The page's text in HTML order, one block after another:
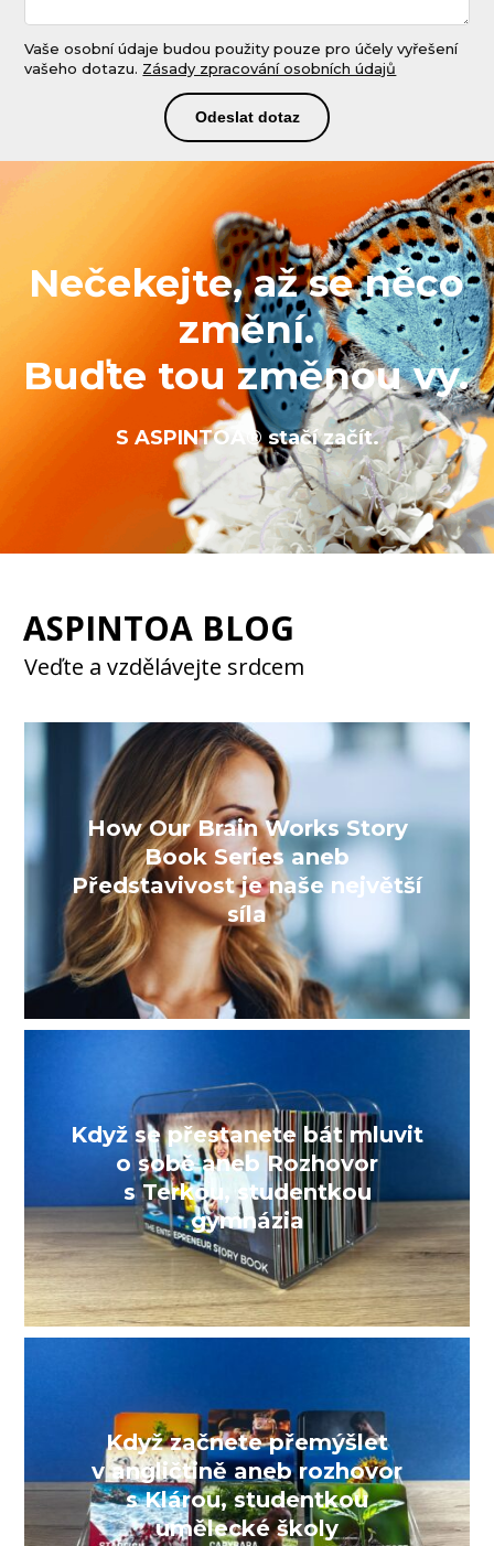
Vaše osobní údaje budou použity pouze pro účely vyřešení
vašeho dotazu. Zásady zpracování osobních údajů
Odeslat dotaz
Nečekejte, až se něco
změní.
Buďte tou změnou vy.
S ASPINTOA® stačí začít.
ASPINTOA BLOG
Veďte a vzdělávejte srdcem
How Our Brain Works Story
Book Series aneb
Představivost je naše největší
síla
Když se přestanete bát mluvit
o sobě aneb Rozhovor
s Terkou, studentkou
gymnázia
Když začnete přemýšlet
v angličtině aneb rozhovor
s Klárou, studentkou
umělecké školy